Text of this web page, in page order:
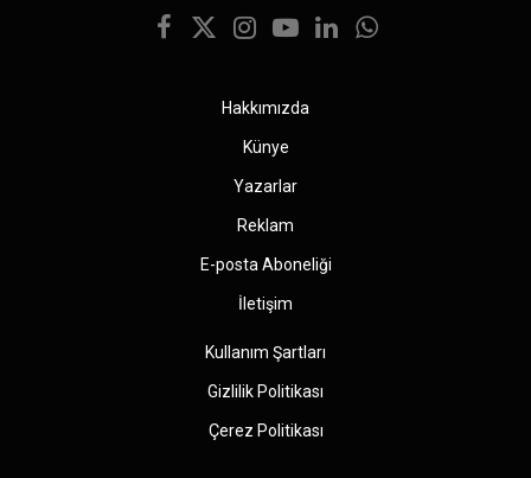
Facebook
X
Instagram
YouTubeLinkedInWhatsApp
Hakkımızda
Künye
Yazarlar
Reklam
E-posta Aboneliği
İletişim
Kullanım Şartları
Gizlilik Politikası
Çerez Politikası